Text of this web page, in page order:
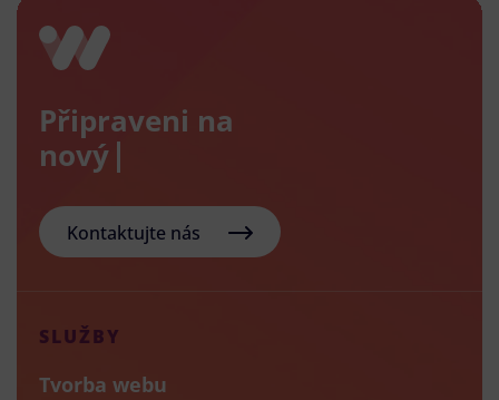
Připraveni na
nový e-sho
Kontaktujte nás
SLUŽBY
Tvorba webu